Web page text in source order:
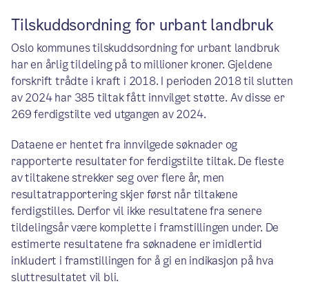
Tilskuddsordning for urbant landbruk
Oslo kommunes tilskuddsordning for urbant landbruk
har en årlig tildeling på to millioner kroner. Gjeldene
forskrift trådte i kraft i 2018. I perioden 2018 til slutten
av 2024 har 385 tiltak fått innvilget støtte. Av disse er
269 ferdigstilte ved utgangen av 2024.
Dataene er hentet fra innvilgede søknader og
rapporterte resultater for ferdigstilte tiltak. De fleste
av tiltakene strekker seg over flere år, men
resultatrapportering skjer først når tiltakene
ferdigstilles. Derfor vil ikke resultatene fra senere
tildelingsår være komplette i framstillingen under. De
estimerte resultatene fra søknadene er imidlertid
inkludert i framstillingen for å gi en indikasjon på hva
sluttresultatet vil bli.